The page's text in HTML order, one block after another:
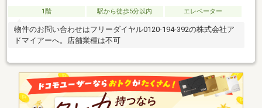
1階 駅から徒歩5分以内 エレベーター
物件のお問い合わせはフリーダイヤル0120-194-392の株式会社ア
ドマイアーへ。店舗業種は不可